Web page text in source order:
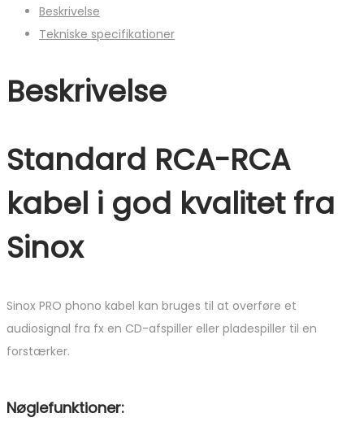
Beskrivelse
Tekniske specifikationer
Beskrivelse
Standard RCA-RCA
kabel i god kvalitet fra
Sinox
Sinox PRO phono kabel kan bruges til at overføre et
audiosignal fra fx en CD-afspiller eller pladespiller til en
forstærker.
Nøglefunktioner: